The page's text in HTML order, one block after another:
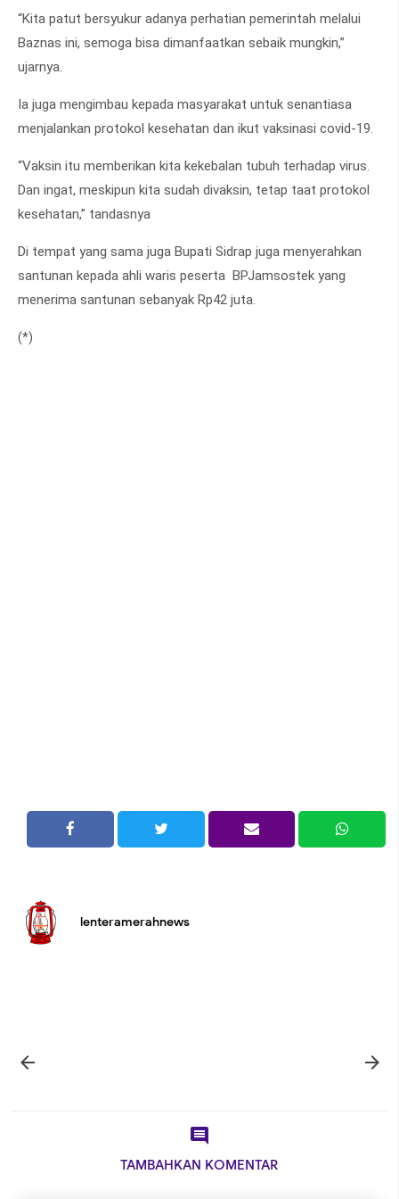
“Kita patut bersyukur adanya perhatian pemerintah melalui
Baznas ini, semoga bisa dimanfaatkan sebaik mungkin,”
ujarnya.
Ia juga mengimbau kepada masyarakat untuk senantiasa
menjalankan protokol kesehatan dan ikut vaksinasi covid-19.
“Vaksin itu memberikan kita kekebalan tubuh terhadap virus.
Dan ingat, meskipun kita sudah divaksin, tetap taat protokol
kesehatan,” tandasnya
Di tempat yang sama juga Bupati Sidrap juga menyerahkan
santunan kepada ahli waris peserta BPJamsostek yang
menerima santunan sebanyak Rp42 juta.
(*)
lenteramerahnews
 

TAMBAHKAN KOMENTAR